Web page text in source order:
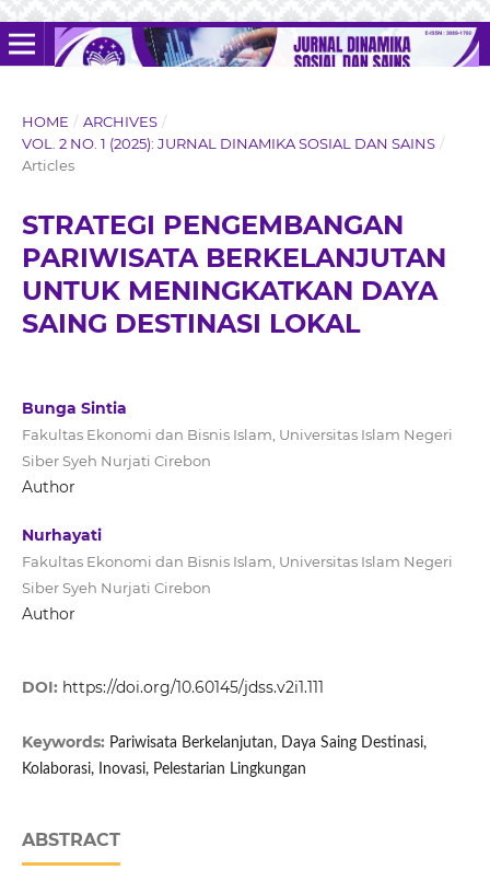
HOME / ARCHIVES /
VOL. 2 NO. 1 (2025): JURNAL DINAMIKA SOSIAL DAN SAINS /
Articles
STRATEGI PENGEMBANGAN
PARIWISATA BERKELANJUTAN
UNTUK MENINGKATKAN DAYA
SAING DESTINASI LOKAL
Bunga Sintia
Fakultas Ekonomi dan Bisnis Islam, Universitas Islam Negeri
Siber Syeh Nurjati Cirebon
Author
Nurhayati
Fakultas Ekonomi dan Bisnis Islam, Universitas Islam Negeri
Siber Syeh Nurjati Cirebon
Author
DOI: https://doi.org/10.60145/jdss.v2i1.111
Keywords: Pariwisata Berkelanjutan, Daya Saing Destinasi,
Kolaborasi, Inovasi, Pelestarian Lingkungan
ABSTRACT